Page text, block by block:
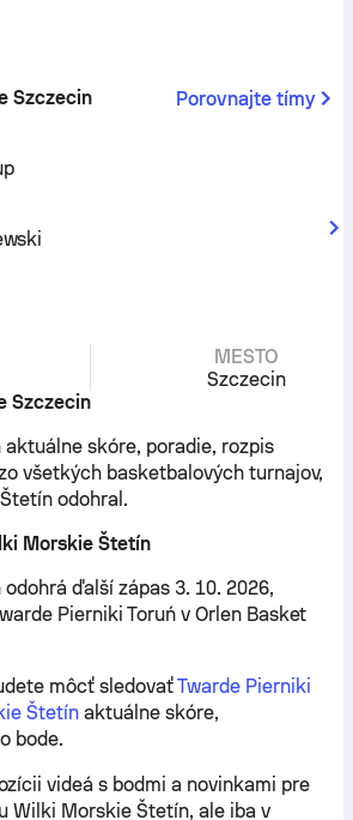
Szczecin
Porovnajte tímy
MESTO
Szczecin
Szczecin
skóre, poradie, rozpis
všetkých basketbalových turnajov,
odohral.
Morskie Štetín
ďalší zápas 3. 10. 2026,
Pierniki Toruń v Orlen Basket
môcť sledovaťTwarde Pierniki
Štetín aktuálne skóre,
bode.
videá s bodmi a novinkami pre
Wilki Morskie Štetín, ale iba v